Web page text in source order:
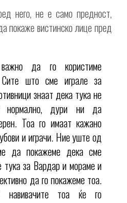
него, не е само предност,
покаже вистинско лице пред
да го користиме
што сме играле за
знаат дека тука не
нормално, дури ни да
Тоа го имаат кажано
и играчи. Ние уште од
да покажеме дека сме
тука за Вардар и мораме и
да го покажеме тоа.
тоа ќе го